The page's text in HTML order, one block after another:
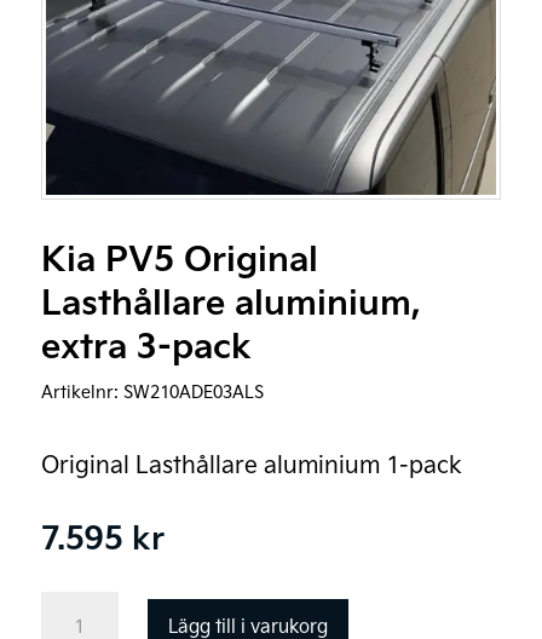
Kia PV5 Original
Lasthållare aluminium,
extra 3-pack
Artikelnr: SW210ADE03ALS
Original Lasthållare aluminium 1-pack
7.595 kr
Lägg till i varukorg